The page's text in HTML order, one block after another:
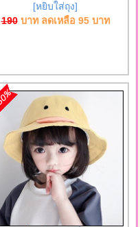
[หยิบใส่ถุง]
190บาท ลดเหลือ 95บาท